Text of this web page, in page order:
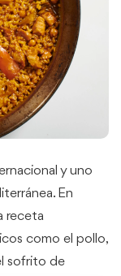
y uno
En
receta
como el pollo,
sofrito de